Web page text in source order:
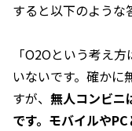
すると以下のような
「O2Oという考え
いないです。確かに
すが、 無人コンビニ
です。モバイルや